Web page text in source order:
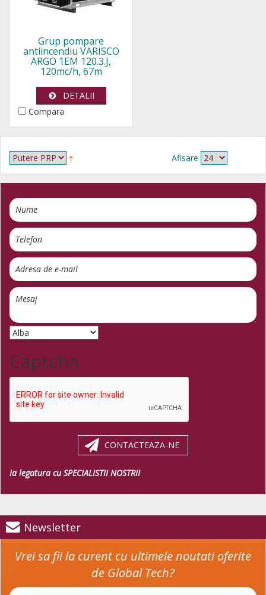
Grup pompare
antiincendiu VARISCO
ARGO 1EM 120.3.J,
120mc/h, 67m
DETALII
Compara
Afisare
Captcha
CONTACTEAZA-NE
Ia legatura cu SPECIALISTII NOSTRII
Newsletter
Vrei sa fii la curent cu ultimele noutati oferite
de Global Tech?